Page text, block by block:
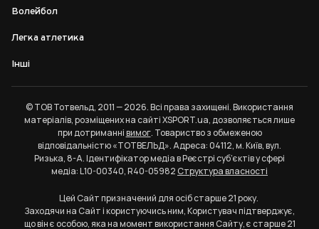
Волейбол
Легка атлетика
Інші
© ТОВ Тотвельд, 2011 — 2026. Всі права захищені. Використання
матеріалів, розміщених на сайті XSPORT.ua, дозволяється лише
при дотриманнівимог. Товариство з обмеженою
відповідальністю «ТОТВЕЛЬД». Адреса: 04112, м. Київ, вул.
Ризька, 8-А. Ідентифікатор медіа в Реєстрі суб’єктів у сфері
медіа: L10-00340, R40-05982Структура власності
Цей Сайт призначений для осіб старше 21 року.
Заходячи на Сайт і користуючись ним, Користувач підтверджує,
що він є особою, яка на момент використання Сайту, є старше 21